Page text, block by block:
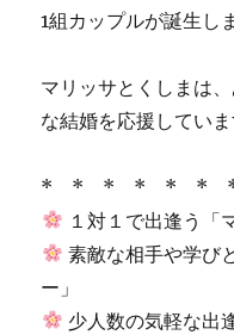
1組カップルが誕生し
マリッサとくしまは
な結婚を応援していま
* * * * * *
１対１で出逢う「
素敵な相手や学び
ー」
少人数の気軽な出